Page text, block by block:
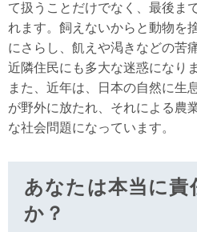
て扱うことだけでなく、最後ま
れます。飼えないからと動物を
にさらし、飢えや渇きなどの苦
近隣住民にも多大な迷惑になりま
また、近年は、日本の自然に生
が野外に放たれ、それによる農
な社会問題になっています。
あなたは本当に責
か？